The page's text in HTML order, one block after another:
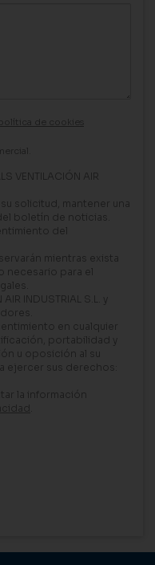
de cookies
VENTILACIÓN AIR
solicitud, mantener una
boletín de noticias.
del
mientras exista
necesario para el
INDUSTRIAL S.L. y
en cualquier
portabilidad y
u oposición al su
sus derechos:
la información